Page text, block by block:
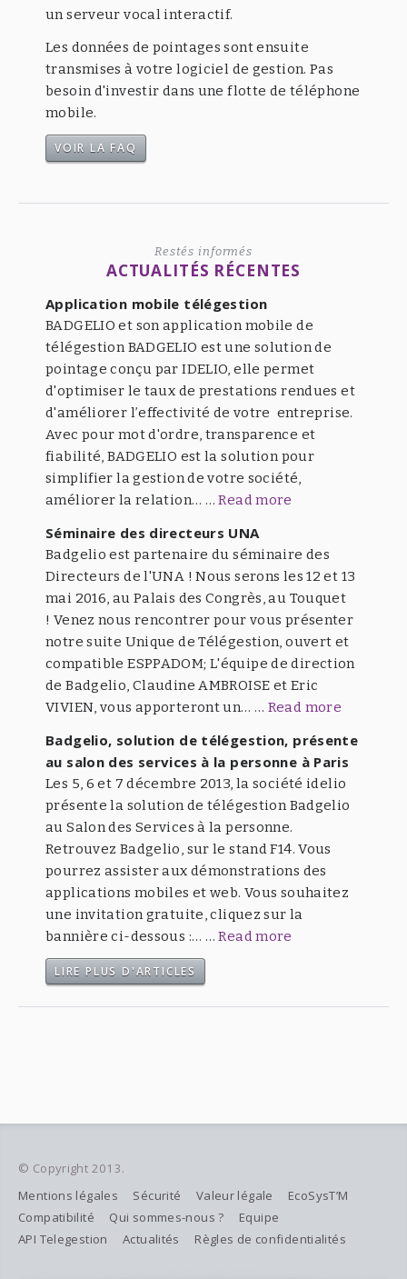
un serveur vocal interactif.
Les données de pointages sont ensuite
transmises à votre logiciel de gestion. Pas
besoin d'investir dans une flotte de téléphone
mobile.
VOIR LA FAQ
Restés informés
ACTUALITÉS RÉCENTES
Application mobile télégestion
BADGELIO et son application mobile de
télégestion BADGELIO est une solution de
pointage conçu par IDELIO, elle permet
d'optimiser le taux de prestations rendues et
d'améliorer l’effectivité de votre entreprise.
Avec pour mot d'ordre, transparence et
fiabilité, BADGELIO est la solution pour
simplifier la gestion de votre société,
améliorer la relation… …Read more
Séminaire des directeurs UNA
Badgelio est partenaire du séminaire des
Directeurs de l'UNA ! Nous serons les 12 et 13
mai 2016, au Palais des Congrès, au Touquet
! Venez nous rencontrer pour vous présenter
notre suite Unique de Télégestion, ouvert et
compatible ESPPADOM; L'équipe de direction
de Badgelio, Claudine AMBROISE et Eric
VIVIEN, vous apporteront un… … Read more
Badgelio, solution de télégestion, présente
au salon des services à la personne à Paris
Les 5, 6 et 7 décembre 2013, la société idelio
présente la solution de télégestion Badgelio
au Salon des Services à la personne.
Retrouvez Badgelio, sur le stand F14. Vous
pourrez assister aux démonstrations des
applications mobiles et web. Vous souhaitez
une invitation gratuite, cliquez sur la
bannière ci-dessous :… …Read more
LIRE PLUS D'ARTICLES
© Copyright 2013.
Mentions légales
Sécurité Valeur légale
EcoSysT’M
Compatibilité
Qui sommes-nous ?
Equipe
API Telegestion
Actualités Règles de confidentialités